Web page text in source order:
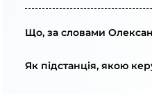
Що, за словами
Як підстанція, якою